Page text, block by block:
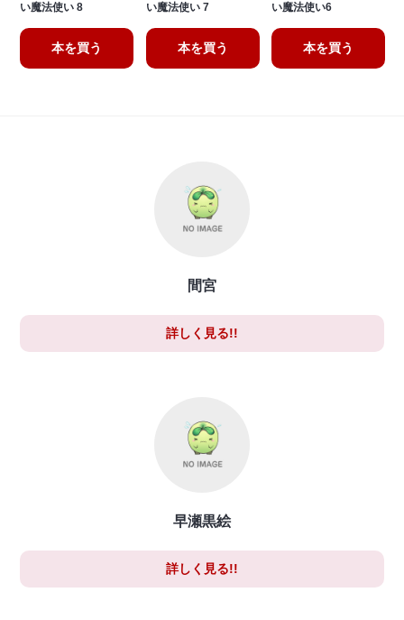
い魔法使い 8
本を買う
い魔法使い 7
本を買う
い魔法使い6
本を買う
間宮
詳しく見る!!
早瀬黒絵
詳しく見る!!